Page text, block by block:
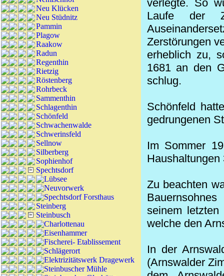
Neu Klücken
Neu Stüdnitz
Pammin
Plagow
Raakow
Radun
Regenthin
Rietzig
Röstenberg
Rohrbeck
Sammenthin
Schlagenthin
Schönfeld
Schwachenwalde
Schwerinsfeld
Sellnow
Silberberg
Sophienhof
Spechtsdorf
Lübsee
Neuvorwerk
Spechtsdorf Forsthaus
Steinberg
Steinbusch
Charlottenau
Eisenhammer
Fischerei- Etablissement
Schlägerort
Elektrizitätswerk Dragewerk
Steinbuscher Mühle
verlegte. So
Laufe der
Zerstörungen
erheblich zu,
1681 an den
schlug.
Schönfeld
gedrungenen
Im Sommer
Haushaltungen
Zu beachten
seinem letzten
welche den
In der
(Arnswalder